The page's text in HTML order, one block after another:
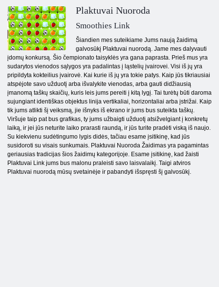
Plaktuvai Nuoroda
Smoothies Link
Šiandien mes suteikiame Jums naują žaidimą
galvosūkį Plaktuvai nuorodą. Jame mes dalyvauti
įdomų konkursą. Šio čempionato taisyklės yra gana paprasta. Prieš mus yra
sudarytos vienodos sąlygos yra padalintas į ląstelių įvairovei. Visi iš jų yra
pripildyta kokteilius įvairovė. Kai kurie iš jų yra tokie patys. Kaip jūs tikriausiai
atspėjote savo užduotį arba išvalykite vienodas, arba gauti didžiausią
įmanomą taškų skaičių, kuris leis jums pereiti į kitą lygį. Tai turėtų būti daroma
sujungiant identiškas objektus linija vertikaliai, horizontaliai arba įstrižai. Kaip
tik jums atlikti šį veiksmą, jie išnyks iš ekrano ir jums bus suteikta taškų.
Viršuje taip pat bus grafikas, ty jums užbaigti užduotį atsižvelgiant į konkretų
laiką, ir jei jūs neturite laiko prarasti raundą, ir jūs turite pradėti viską iš naujo.
Su kiekvienu sudėtingumo lygis didės, tačiau esame įsitikinę, kad jūs
susidoroti su visais sunkumais. Plaktuvai Nuoroda Žaidimas yra pagamintas
geriausias tradicijas šios žaidimų kategorijoje. Esame įsitikinę, kad žaisti
Plaktuvai Link jums bus malonu praleisti savo laisvalaikį. Taigi atviros
Plaktuvai nuorodą mūsų svetainėje ir pabandyti išspręsti šį galvosūkį.